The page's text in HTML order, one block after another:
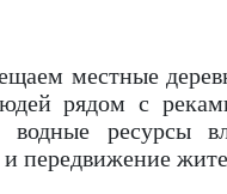
местные
рядом с
водные ресурсы
передвижение